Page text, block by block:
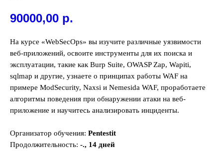
90000,00 р.
На курсе «WebSecOps» вы изучите различные уязвимости
веб-приложений, освоите инструменты для их поиска и
эксплуатации, такие как Burp Suite, OWASP Zap, Wapiti,
sqlmap и другие, узнаете о принципах работы WAF на
примере ModSecurity, Naxsi и Nemesida WAF, проработаете
алгоритмы поведения при обнаружении атаки на веб-
приложение и научитесь анализировать инциденты.
Организатор обучения: Pentestit
Продолжительность: -., 14 дней